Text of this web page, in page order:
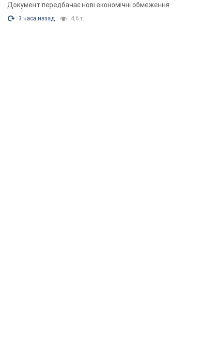
Документ передбачає нові економічні обмеження
3 часа назад 4,6 т.